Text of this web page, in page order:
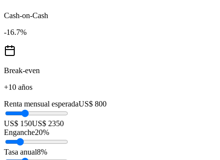
Cash-on-Cash
-16.7%
Break-even
+10 años
Renta mensual esperadaUS$ 800
US$ 150US$ 2350
Enganche20%
Tasa anual8%